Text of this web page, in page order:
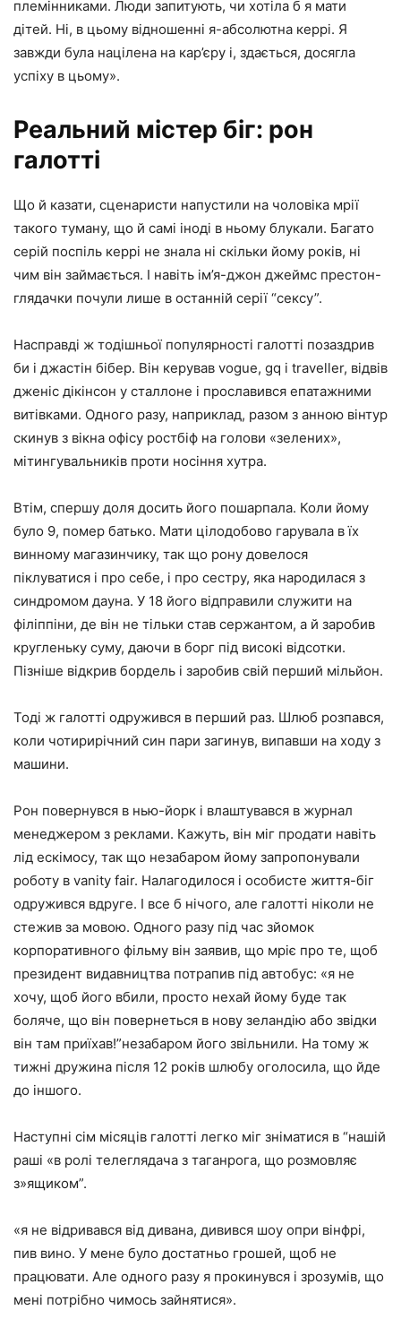
племінниками. Люди запитують, чи хотіла б я мати
дітей. Ні, в цьому відношенні я-абсолютна керрі. Я
завжди була націлена на кар’єру і, здається, досягла
успіху в цьому».
Реальний містер біг: рон
галотті
Що й казати, сценаристи напустили на чоловіка мрії
такого туману, що й самі іноді в ньому блукали. Багато
серій поспіль керрі не знала ні скільки йому років, ні
чим він займається. І навіть ім’я-джон джеймс престон-
глядачки почули лише в останній серії “сексу”.
Насправді ж тодішньої популярності галотті позаздрив
би і джастін бібер. Він керував vogue, gq і traveller, відвів
дженіс дікінсон у сталлоне і прославився епатажними
витівками. Одного разу, наприклад, разом з анною вінтур
скинув з вікна офісу ростбіф на голови «зелених»,
мітингувальників проти носіння хутра.
Втім, спершу доля досить його пошарпала. Коли йому
було 9, помер батько. Мати цілодобово гарувала в їх
винному магазинчику, так що рону довелося
піклуватися і про себе, і про сестру, яка народилася з
синдромом дауна. У 18 його відправили служити на
філіппіни, де він не тільки став сержантом, а й заробив
кругленьку суму, даючи в борг під високі відсотки.
Пізніше відкрив бордель і заробив свій перший мільйон.
Тоді ж галотті одружився в перший раз. Шлюб розпався,
коли чотирирічний син пари загинув, випавши на ходу з
машини.
Рон повернувся в нью-йорк і влаштувався в журнал
менеджером з реклами. Кажуть, він міг продати навіть
лід ескімосу, так що незабаром йому запропонували
роботу в vanity fair. Налагодилося і особисте життя-біг
одружився вдруге. І все б нічого, але галотті ніколи не
стежив за мовою. Одного разу під час зйомок
корпоративного фільму він заявив, що мріє про те, щоб
президент видавництва потрапив під автобус: «я не
хочу, щоб його вбили, просто нехай йому буде так
боляче, що він повернеться в нову зеландію або звідки
він там приїхав!”незабаром його звільнили. На тому ж
тижні дружина після 12 років шлюбу оголосила, що йде
до іншого.
Наступні сім місяців галотті легко міг зніматися в “нашій
раші «в ролі телеглядача з таганрога, що розмовляє
з»ящиком”.
«я не відривався від дивана, дивився шоу опри вінфрі,
пив вино. У мене було достатньо грошей, щоб не
працювати. Але одного разу я прокинувся і зрозумів, що
мені потрібно чимось зайнятися».